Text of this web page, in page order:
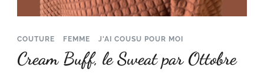
COUTURE FEMME J'AI COUSU POUR MOI
Cream Buff, le Sweat par Ottobre